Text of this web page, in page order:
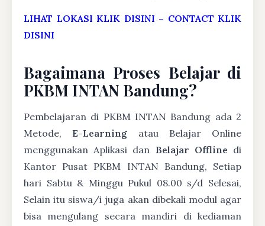
LIHAT LOKASI KLIK DISINI – CONTACT KLIK
DISINI
Bagaimana Proses Belajar di
PKBM INTAN Bandung?
Pembelajaran di PKBM INTAN Bandung ada 2
Metode,E-Learning atau Belajar Online
menggunakan Aplikasi dan Belajar Offline di
Kantor Pusat PKBM INTAN Bandung, Setiap
hari Sabtu & Minggu Pukul 08.00 s/d Selesai,
Selain itu siswa/i juga akan dibekali modul agar
bisa mengulang secara mandiri di kediaman